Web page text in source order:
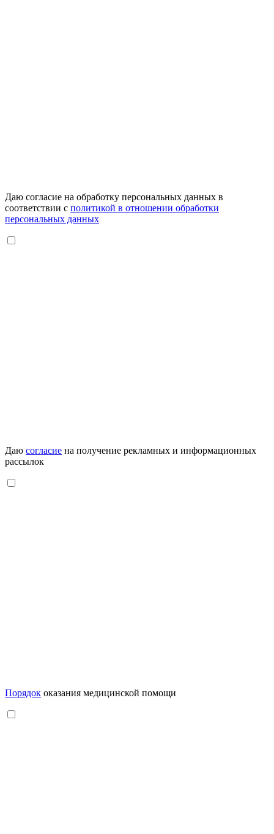
Даю согласие на обработку персональных данных в
соответствии с политикой в отношении обработки
персональных данных
Даю согласие на получение рекламных и информационных
рассылок
Порядок оказания медицинской помощи